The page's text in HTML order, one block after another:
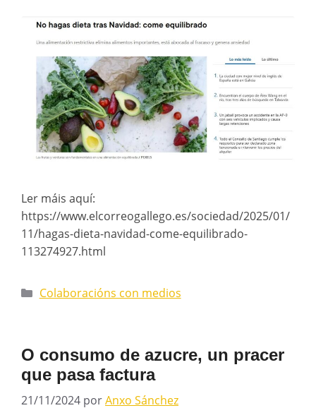
Ler máis aquí:
https://www.elcorreogallego.es/sociedad/2025/01/
11/hagas-dieta-navidad-come-equilibrado-
113274927.html
Colaboracións con medios
O consumo de azucre, un pracer
que pasa factura
21/11/2024 porAnxo Sánchez